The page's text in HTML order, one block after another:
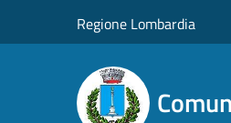
Regione Lombardia